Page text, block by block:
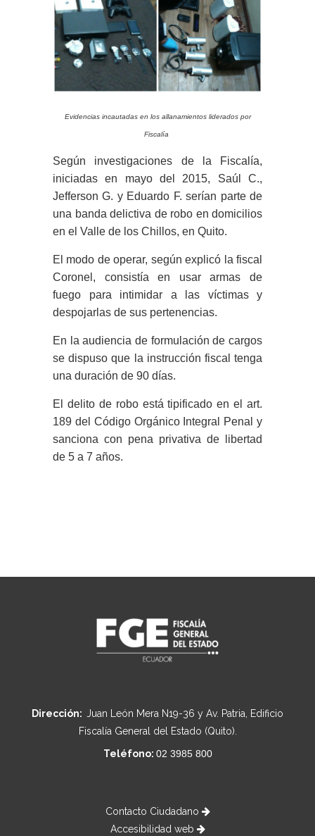
Evidencias incautadas en los allanamientos liderados por
Fiscalía
Según investigaciones de la Fiscalía,
iniciadas en mayo del 2015, Saúl C.,
Jefferson G. y Eduardo F. serían parte de
una banda delictiva de robo en domicilios
en el Valle de los Chillos, en Quito.
El modo de operar, según explicó la fiscal
Coronel, consistía en usar armas de
fuego para intimidar a las víctimas y
despojarlas de sus pertenencias.
En la audiencia de formulación de cargos
se dispuso que la instrucción fiscal tenga
una duración de 90 días.
El delito de robo está tipificado en el art.
189 del Código Orgánico Integral Penal y
sanciona con pena privativa de libertad
de 5 a 7 años.
Dirección: Juan León Mera N19-36 y Av. Patria, Edificio
Fiscalía General del Estado (Quito).
Teléfono: 02 3985 800
Contacto Ciudadano
Accesibilidad web